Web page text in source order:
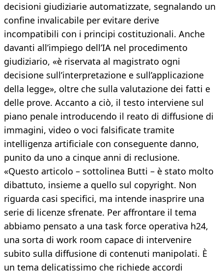
decisioni giudiziarie automatizzate, segnalando un
confine invalicabile per evitare derive
incompatibili con i principi costituzionali. Anche
davanti all’impiego dell’IA nel procedimento
giudiziario, «è riservata al magistrato ogni
decisione sull’interpretazione e sull’applicazione
della legge», oltre che sulla valutazione dei fatti e
delle prove. Accanto a ciò, il testo interviene sul
piano penale introducendo il reato di diffusione di
immagini, video o voci falsificate tramite
intelligenza artificiale con conseguente danno,
punito da uno a cinque anni di reclusione.
«Questo articolo – sottolinea Butti – è stato molto
dibattuto, insieme a quello sul copyright. Non
riguarda casi specifici, ma intende inasprire una
serie di licenze sfrenate. Per affrontare il tema
abbiamo pensato a una task force operativa h24,
una sorta di work room capace di intervenire
subito sulla diffusione di contenuti manipolati. È
un tema delicatissimo che richiede accordi